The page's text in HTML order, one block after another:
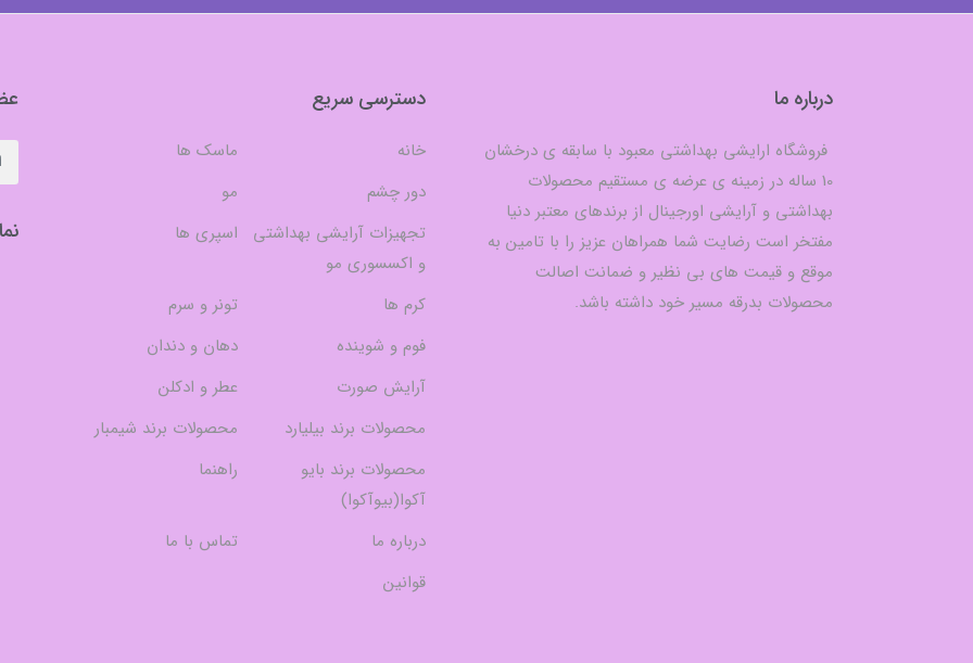
درباره ما
فروشگاه ارایشی بهداشتی معبود با سابقه ی درخشان
10 ساله در زمینه ی عرضه ی مستقیم محصولات
بهداشتی و آرایشی اورجینال از برندهای معتبر دنیا
مفتخر است رضایت شما همراهان عزیز را با تامین به
موقع و قیمت های بی نظیر و ضمانت اصالت
محصولات بدرقه مسیر خود داشته باشد.
دسترسی سریع
خانه
ماسک ها
دور چشم
مو
تجهیزات آرایشی بهداشتی
و اکسسوری مو
اسپری ها
کرم ها
تونر و سرم
فوم و شوینده
دهان و دندان
آرایش صورت
عطر و ادکلن
محصولات برند بیلیارد
محصولات برند شیمبار
محصولات برند بایو
آکوا(بیوآکوا)
راهنما
درباره ما
تماس با ما
قوانین